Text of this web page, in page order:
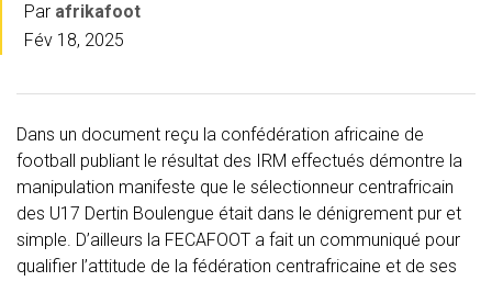
Par afrikafoot
Fév 18, 2025
Dans un document reçu la confédération africaine de
football publiant le résultat des IRM effectués démontre la
manipulation manifeste que le sélectionneur centrafricain
des U17 Dertin Boulengue était dans le dénigrement pur et
simple. D’ailleurs la FECAFOOT a fait un communiqué pour
qualifier l’attitude de la fédération centrafricaine et de ses